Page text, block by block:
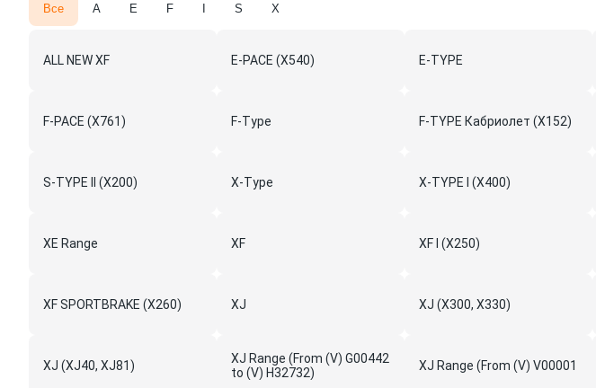
Все A E F I S X
ALL NEW XF E-PACE (X540) E-TYPE
F-PACE (X761) F-Type F-TYPE Кабриолет (X152)
S-TYPE II (X200) X-Type X-TYPE I (X400)
XE Range XF XF I (X250)
XF SPORTBRAKE (X260) XJ XJ (X300, X330)
XJ (XJ40, XJ81)
XJ Range (From (V) G00442
to (V) H32732)
XJ Range (From (V) V00001